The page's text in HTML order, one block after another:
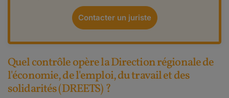
Contacter un juriste
Quel contrôle opère la Direction régionale de
l'économie, de l'emploi, du travail et des
solidarités (DREETS) ?